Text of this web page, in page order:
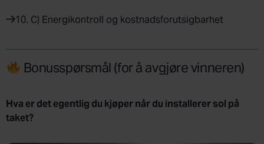
10. C) Energikontroll og kostnadsforutsigbarhet
Bonusspørsmål (for å avgjøre vinneren)
Hva er det egentlig du kjøper når du installerer sol på
taket?